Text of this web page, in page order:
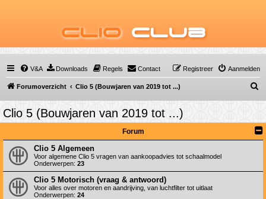
Clio Club
V&A Downloads Regels Contact Aanmelden
Registreer
Forumoverzicht Clio 5 (Bouwjaren van 2019 tot ...)
o
k
Clio 5 (Bouwjaren van 2019 tot ...)
Forum
Clio 5 Algemeen
Voor algemene Clio 5 vragen van aankoopadvies tot schaalmodel
Onderwerpen: 23
Clio 5 Motorisch (vraag & antwoord)
Voor alles over motoren en aandrijving, van luchtfilter tot uitlaat
Onderwerpen: 24